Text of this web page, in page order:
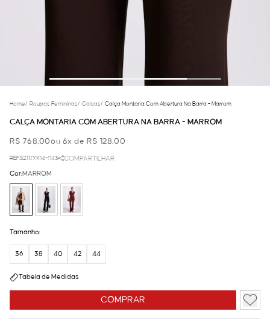
Home/ Roupas Femininas/ Calcas/ Calça Montaria Com Abertura Na Barra - Marrom
CALÇA MONTARIA COM ABERTURA NA BARRA - MARROM
R$ 768,00ou 6x de R$ 128,00
REF.52.11.0004-043 COMPARTILHAR
COMPRAR
Cor:MARROM
Tamanho:
36 38 40 42 44
Tabela de Medidas